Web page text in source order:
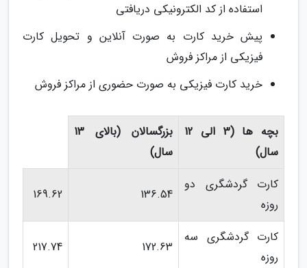
استفاده از کد الکترونیکی دریافتی
پیش خرید کارت به صورت آنلاین و تحویل کارت
فیزیکی از مراکز فروش
خرید کارت فیزیکی به صورت حضوری از مراکز فروش
بچه ها (3 الی 12
سال)
بزرگسالان (بالای 13
سال)
کارت گردشگری دو
روزه
136.54
169.62
کارت گردشگری سه
روزه
172.63
217.74